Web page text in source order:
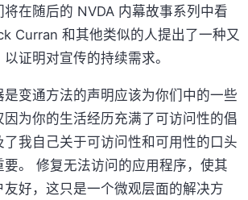
在随后的 NVDA 内幕故事系列中看
Curran 和其他类似的人提出了一种又
证明对宣传的持续需求。
变通方法的声明应该为你们中的一些
因为你的生活经历充满了可访问性的倡
我自己关于可访问性和可用性的口头
。 修复无法访问的应用程序，使其
好，这只是一个微观层面的解决方